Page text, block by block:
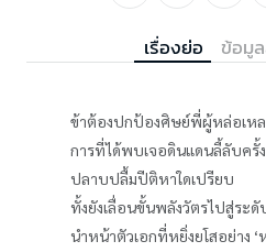
เรื่องย่อ ข้อมู
ข้าต้องปกป้องศิษย์พี่ผู้หล่อเหล
การที่ได้พบเจอดินแดนลี้ลับครั้ง
ปลาบปลื้มปีติหาใดเปรียบ
ทั้งยังเลื่อนขั้นพลังวัตรไปสู่ระดั
นำหน้าตัวเอกที่หยิ่งยโสอย่าง ‘